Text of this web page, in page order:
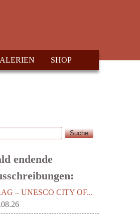
SHOP
endende
– UNESCO CITY OF...